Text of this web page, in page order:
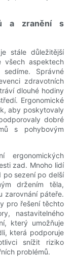
a zranění s
stále důležitější
všech aspektech
Správné
zdravotních
dlouhé hodiny
Ergonomické
aby poskytovaly
dobré
s pohybovým
ergonomických
zad. Mnoho lidí
po sezení po delší
držením těla,
zarovnání páteře.
pro řešení těchto
nastavitelného
který umožňuje
která podporuje
snížit riziko
problémů.